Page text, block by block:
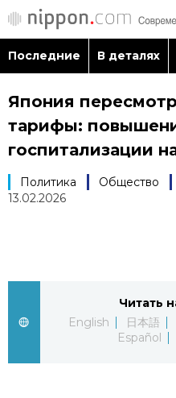
Последние
В деталях
Путеводитель по
Последние В деталях
Япония
тарифы:
госпитализации
Политика Общество
13.02.2026
Читать
English
日本語
Español